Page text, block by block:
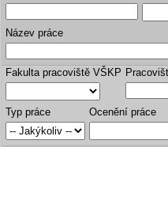
Název práce
Fakulta pracoviště VŠKP
Typ práce Ocenění práce